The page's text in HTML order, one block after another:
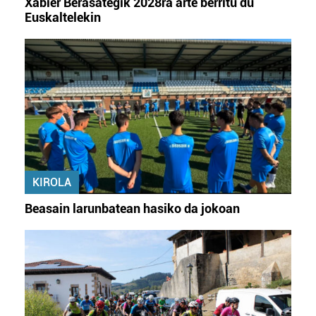
Euskaltelekin
KIROLA
Beasain larunbatean hasiko da jokoan